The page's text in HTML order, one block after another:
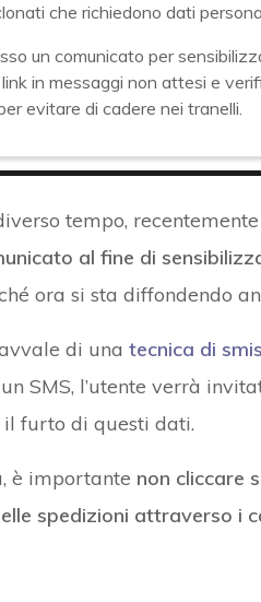
che richiedono dati
un comunicato per
in messaggi non attesi e
evitare di cadere nei tranelli.
tempo,
al fine di
ora si sta diffondendo
di una tecnica di
SMS, l’utente verrà
furto di questi dati.
è importante non cliccare
spedizioni attraverso i